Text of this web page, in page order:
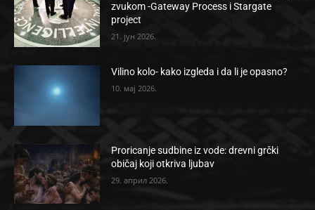
zvukom -Gateway Process i Stargate
project
21. јун 2026.
Vilino kolo- kako izgleda i da li je opasno?
10. мај 2026.
Proricanje sudbine iz vode: drevni grčki
običaj koji otkriva ljubav
29. април 2026.